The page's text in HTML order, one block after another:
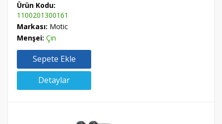
Ürün Kodu:
1100201300161
Markası: Motic
Menşei: Çin
Sepete Ekle
Detaylar